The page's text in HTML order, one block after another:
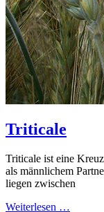
Triticale
Triticale ist eine
als männlichem
liegen zwischen
Weiterlesen …